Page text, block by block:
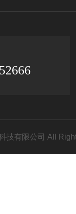
技有限公司 All